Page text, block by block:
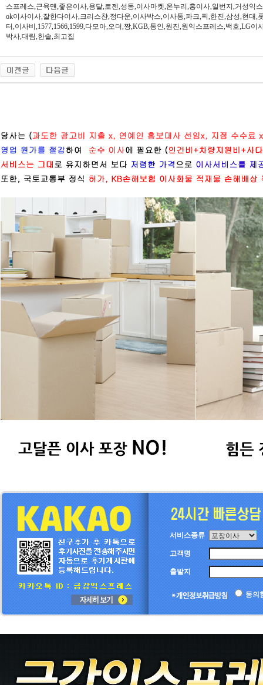
스프레스,근육맨,좋은이사,용달,로젠,성동,이사마켓,온누리,홍이사,일번지,거성익
ok이사이사,잘한다이사,크리스챤,정다운,이사박스,이사통,파크,픽,한진,삼성,현대,
터,이사비,1577,1566,1599,다모아,오더,짱,KGB,통인,원진,원익스프레스,백호,LG
박사,대림,한솔,최고집
서비스종류
고객명
출발지
동의